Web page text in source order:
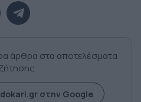
άρθρα στα αποτελέσματα
στην Google